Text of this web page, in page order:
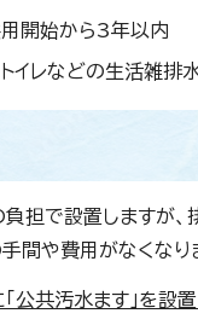
用開始から3年以内
イレなどの生活雑排
担で設置しますが、
間や費用がなくなりま
公共汚水ます」を設